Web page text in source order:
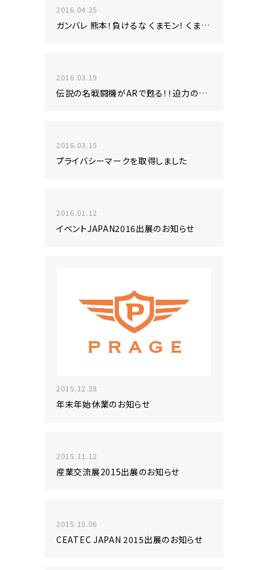
2016.04.25
ガンバレ 熊本！負けるな くまモン！ くまモンと一緒に応援メッセージを送ろう!!
2016.03.19
伝説の名戦闘機がARで甦る！！迫力の実物大スケール、サウンドをご堪能あれ！
2016.03.15
プライバシーマークを取得しました
2016.01.12
イベントJAPAN2016出展のお知らせ
2015.12.28
年末年始休業のお知らせ
2015.11.12
産業交流展2015出展のお知らせ
2015.10.06
CEATEC JAPAN 2015出展のお知らせ